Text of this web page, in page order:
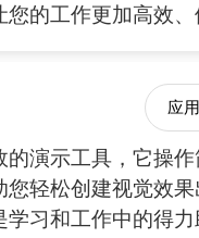
您的工作更加高效、
应
的演示工具，它操
您轻松创建视觉效
习和工作中的得力